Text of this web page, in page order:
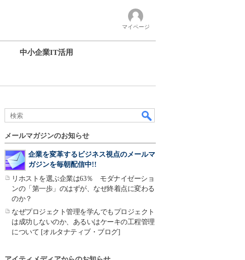
マイページ
中小企業IT活用
メールマガジンのお知らせ
企業を変革するビジネス視点のメールマ
ガジンを毎朝配信中!!
リホストを選ぶ企業は63％ モダナイゼーショ
ンの「第一歩」のはずが、なぜ終着点に変わる
のか？
なぜプロジェクト管理を学んでもプロジェクト
は成功しないのか、あるいはケーキの工程管理
について [オルタナティブ・ブログ]